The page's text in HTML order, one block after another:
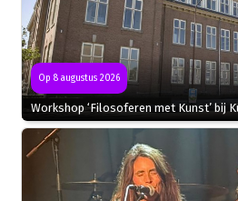
Op 8 augustus 2026
Workshop ‘Filosoferen met Kunst’ bij